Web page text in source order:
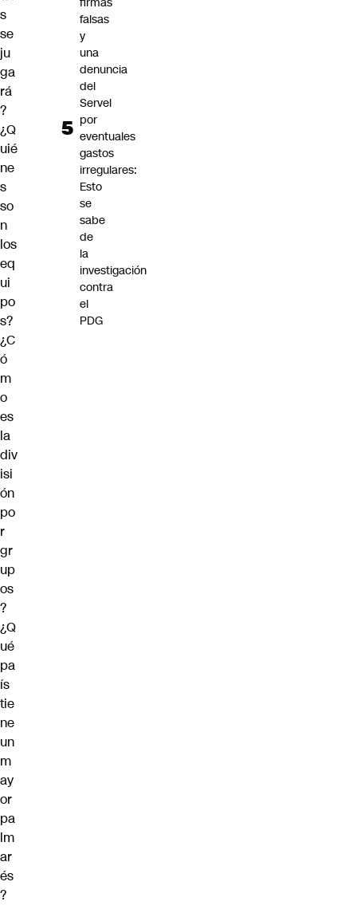
s
se
ju
ga
rá
?
¿Q
uié
ne
s
so
n
los
eq
ui
po
s?
¿C
ó
m
o
es
la
div
isi
ón
po
r
gr
up
os
?
¿Q
ué
pa
ís
tie
ne
un
m
ay
or
pa
lm
ar
és
?
falsas
y
una
denuncia
del
Servel
por
eventuales
gastos
irregulares:
Esto
se
sabe
de
la
investigación
contra
el
PDG